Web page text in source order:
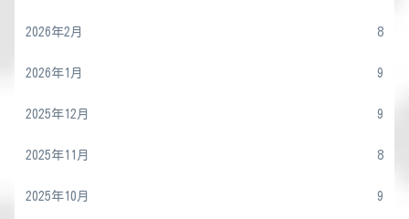
2026年2月 8
2026年1月 9
2025年12月 9
2025年11月 8
2025年10月 9